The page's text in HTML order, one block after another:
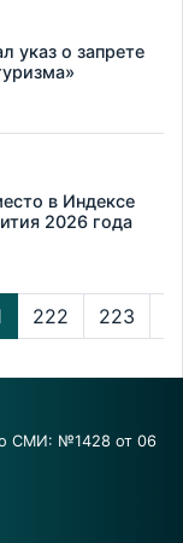
указ о запрете
в Индексе
2026 года
222 223
СМИ: №1428 от 06